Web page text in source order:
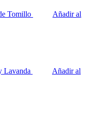
Añadir al
Añadir al